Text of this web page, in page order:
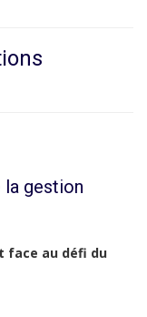
la gestion
face au défi du